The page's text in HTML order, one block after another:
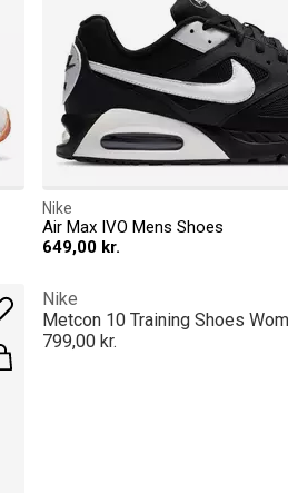
Nike
Air Max IVO Mens Shoes
649,00 kr.
Nike
Metcon 10 Training Shoes
799,00 kr.